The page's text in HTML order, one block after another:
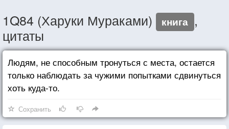
1Q84 (Харуки Мураками) книга ,
цитаты
Людям, не способным тронуться с места, остается
только наблюдать за чужими попытками сдвинуться
хоть куда-то.
Сохранить